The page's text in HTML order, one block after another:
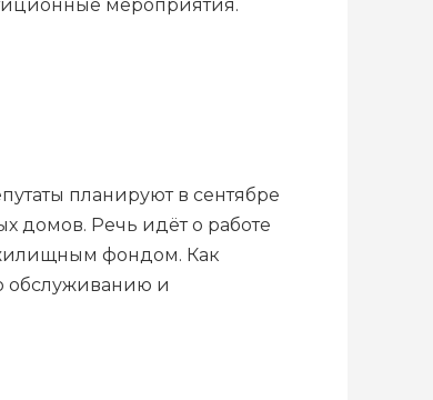
мероприятия.
планируют в сентябре
домов. Речь идёт о работе
фондом. Как
обслуживанию и